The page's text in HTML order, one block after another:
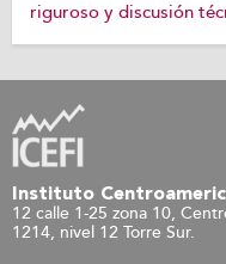
riguroso y discusión
Instituto
12 calle 1-25 zona 10,
1214, nivel 12 Torre Sur.